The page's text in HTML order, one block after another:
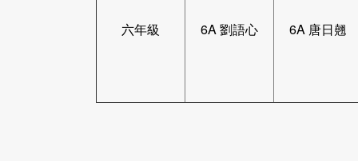
六年級 6A 劉語心 6A 唐日翹